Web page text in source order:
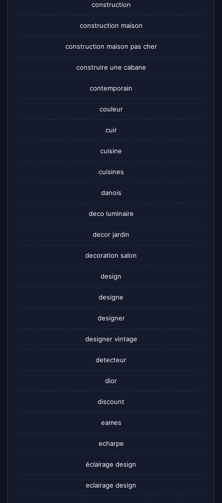
construction
construction maison
construction maison pas cher
construire une cabane
contemporain
couleur
cuir
cuisine
cuisines
danois
deco luminaire
decor jardin
decoration salon
design
designe
designer
designer vintage
detecteur
dior
discount
eames
echarpe
éclairage design
eclairage design